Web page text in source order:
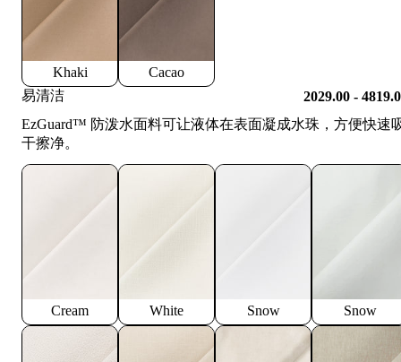
Khaki
Cacao
易清洁
2029.00 -
EzGuard™️ 防泼水面料可让液体在表面凝成水珠，方便快速
干擦净。
Cream White Snow Snow